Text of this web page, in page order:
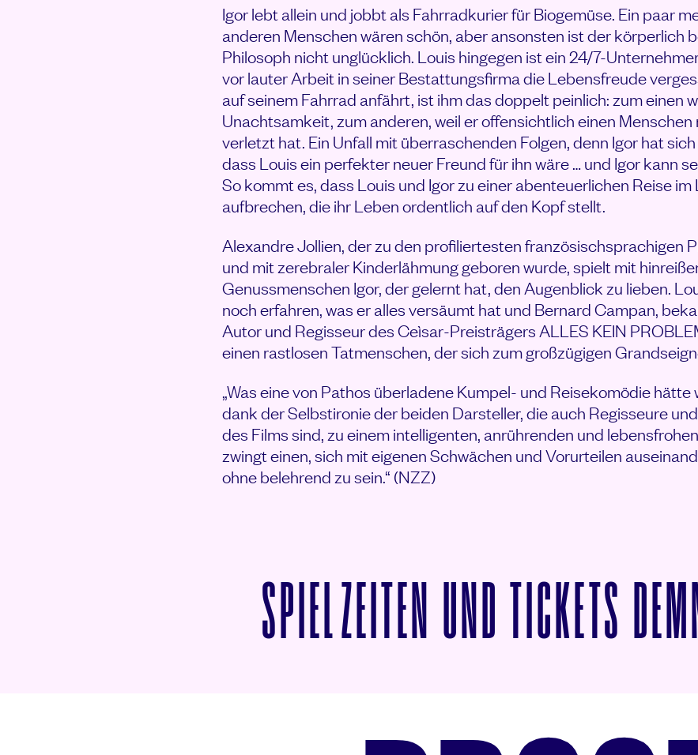
Igor lebt allein und jobbt als Fahrradkurier für Biogemüse. Ein paar
anderen Menschen wären schön, aber ansonsten ist der körperlich
Philosoph nicht unglücklich. Louis hingegen ist ein 24/7-
vor lauter Arbeit in seiner Bestattungsfirma die Lebensfreude
auf seinem Fahrrad anfährt, ist ihm das doppelt peinlich: zum einen
Unachtsamkeit, zum anderen, weil er offensichtlich einen
verletzt hat. Ein Unfall mit überraschenden Folgen, denn Igor hat
dass Louis ein perfekter neuer Freund für ihn wäre … und Igor kann
So kommt es, dass Louis und Igor zu einer abenteuerlichen Reise
aufbrechen, die ihr Leben ordentlich auf den Kopf stellt.
Alexandre Jollien, der zu den profiliertesten französischsprachigen
und mit zerebraler Kinderlähmung geboren wurde, spielt mit
Genussmenschen Igor, der gelernt hat, den Augenblick zu lieben.
noch erfahren, was er alles versäumt hat und Bernard Campan,
Autor und Regisseur des Ceìsar-Preisträgers ALLES KEIN
einen rastlosen Tatmenschen, der sich zum großzügigen
„Was eine von Pathos überladene Kumpel- und Reisekomödie hätte
dank der Selbstironie der beiden Darsteller, die auch Regisseure
des Films sind, zu einem intelligenten, anrührenden und
zwingt einen, sich mit eigenen Schwächen und Vorurteilen
ohne belehrend zu sein.“ (NZZ)
SPIELZEITEN UND TICKETS